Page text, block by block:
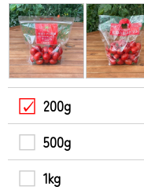
200g
500g
1kg